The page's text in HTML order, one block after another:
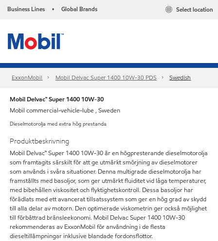
Business Lines • Global Brands Select location
ExxonMobil Mobil Delvac Super 1400 10W-30​ PDS Swedish
Mobil Delvac™ Super 1400 10W-30
Mobil commercial-vehicle-lube , Sweden
Dieselmotorolja med extra hög prestanda
Produktbeskrivning
Mobil Delvac™ Super 1400 10W-30 är en högpresterande dieselmotorolja
som framtagits särskilt för att ge utmärkt smörjning av dieselmotorer
som används i svåra situationer. Denna multigrade dieselmotorolja har
framställts med basoljor, som ger utmärkt fluiditet vid låga temperaturer,
med bibehållen viskositet och flyktighetskontroll. Dessa basoljor har
förädlats med ett avancerat tillsatssystem som ger en hög grad av skydd
till alla delar av motorn. Den optimerade viskometrin ger också möjlighet
till förbättrad bränsleekonomi. Mobil Delvac Super 1400 10W-30
rekommenderas av ExxonMobil för användning i de flesta
dieseltillämpningar inklusive blandade fordonsflottor.